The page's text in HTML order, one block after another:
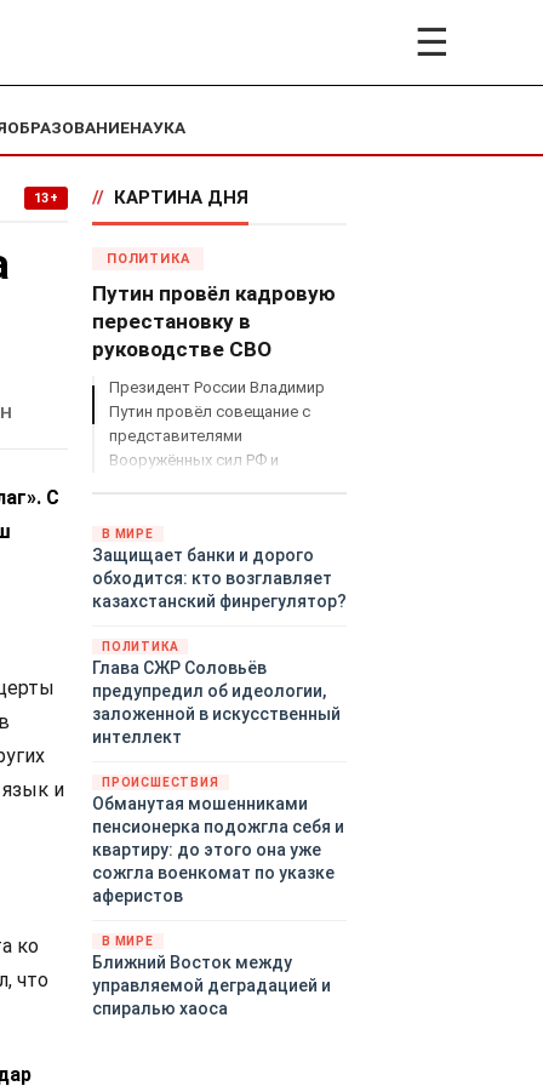
☰
ОБРАЗОВАНИЕНАУКА
13+
С
и
ко
что
// КАРТИНА ДНЯ
ПОЛИТИКА
Путин провёл кадровую
перестановку в
руководстве СВО
Президент России Владимир
Путин провёл совещание с
представителями
Вооружённых сил РФ и
руководстве спецоперацией.
В МИРЕ
Защищает банки и дорого
обходится: кто возглавляет
казахстанский финрегулятор?
ПОЛИТИКА
Глава СЖР Соловьёв
предупредил об идеологии,
заложенной в искусственный
интеллект
ПРОИСШЕСТВИЯ
Обманутая мошенниками
пенсионерка подожгла себя и
квартиру: до этого она уже
сожгла военкомат по указке
аферистов
В МИРЕ
Ближний Восток между
управляемой деградацией и
спиралью хаоса